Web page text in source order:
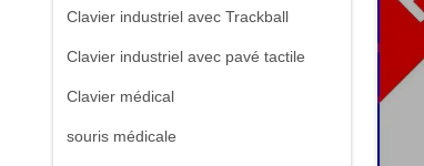
Clavier industriel avec Trackball
Clavier industriel avec pavé tactile
Clavier médical
souris médicale